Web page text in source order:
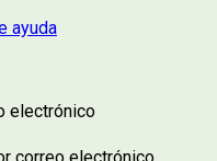
ayuda
electrónico